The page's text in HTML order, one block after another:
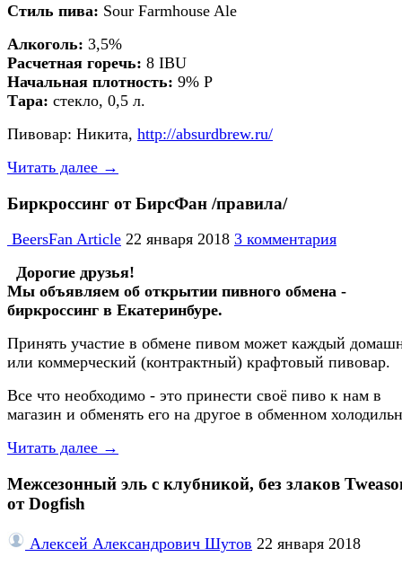
Стиль пива: Sour Farmhouse Ale
Алкоголь: 3,5%
Расчетная горечь: 8 IBU
Начальная плотность: 9% P
Тара: стекло, 0,5 л.
Пивовар: Никита, http://absurdbrew.ru/
Читать далее →
Биркроссинг от БирсФан /правила/
BeersFan Article 22 января 2018 3 комментария
Дорогие друзья!
Мы объявляем об открытии пивного обмена -
биркроссинг в Екатеринбуре.
Принять участие в обмене пивом может каждый
или коммерческий (контрактный) крафтовый пивовар.
Все что необходимо - это принести своё пиво к нам в
магазин и обменять его на другое в обменном
Читать далее →
Межсезонный эль с клубникой, без злаков
от Dogfish
Алексей Александрович Шутов 22 января 2018